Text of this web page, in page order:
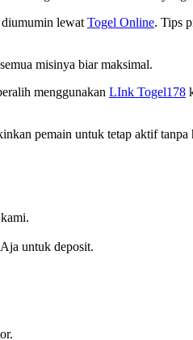
lewat Togel Online. Tips
misinya biar maksimal.
menggunakan LInk Togel178
pemain untuk tetap aktif
kami.
untuk deposit.